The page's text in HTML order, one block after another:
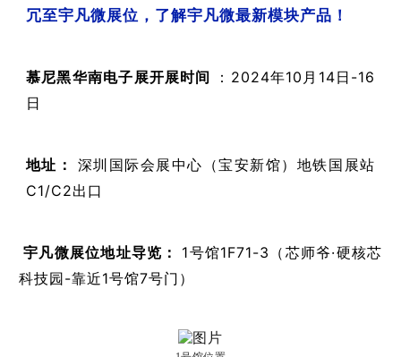
冗至宇凡微展位，了解宇凡微最新模块产品！
慕尼黑华南电子展开展时间
：2024年10月14日-16
日
地址：
深圳国际会展中心（宝安新馆）地铁国展站
C1/C2出口
宇凡微展位地址导览：
1号馆1F71-3（芯师爷·硬核芯
科技园-靠近1号馆7号门）